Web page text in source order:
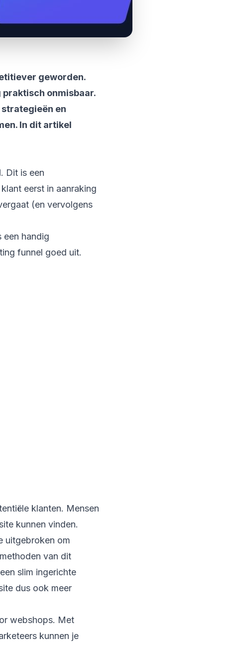
geworden.
praktisch onmisbaar.
en
In dit artikel
Dit is een
eerst in aanraking
(en vervolgens
een handig
funnel goed uit.
klanten. Mensen
kunnen vinden.
uitgebroken om
van dit
slim ingerichte
dus ook meer
webshops. Met
kunnen je